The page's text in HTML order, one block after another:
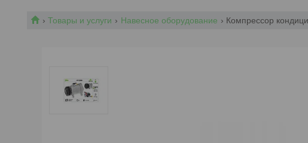
Товары и услуги Навесное оборудование Компрессор